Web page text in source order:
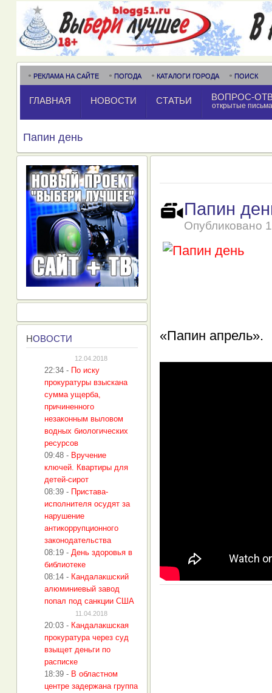
РЕКЛАМА НА САЙТЕ ПОГОДА КАТАЛОГИ ГОРОДА ПОИСК
ГЛАВНАЯ НОВОСТИ СТАТЬИ ВОПРОС-
открытые письма
Папин день
Папин
Опубликовано
«Папин апрель».
НОВОСТИ
12.04.2018
22:34 - По иску
прокуратуры взыскана
сумма ущерба,
причиненного
незаконным выловом
водных биологических
ресурсов
09:48 - Вручение
ключей. Квартиры для
детей-сирот
08:39 - Пристава-
исполнителя осудят за
нарушение
антикоррупционного
законодательства
08:19 - День здоровья в
библиотеке
08:14 - Кандалакшский
алюминиевый завод
попал под санкции США
11.04.2018
20:03 - Кандалакшская
прокуратура через суд
взыщет деньги по
расписке
18:39 - В областном
центре задержана группа